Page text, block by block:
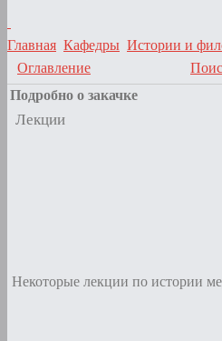
Главная Кафедры Истории и
Оглавление
Подробно о закачке
Лекции
Некоторые лекции по истории